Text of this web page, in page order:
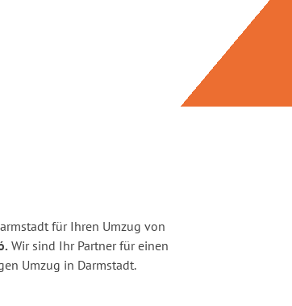
für Ihren Umzug von
Wir sind Ihr Partner für einen
Umzug in Darmstadt.